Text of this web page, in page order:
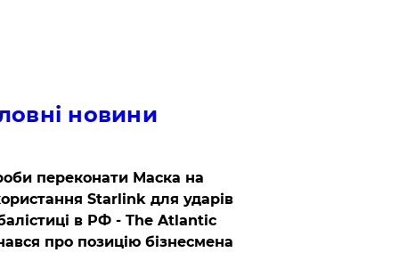
новини
переконати Маска на
Starlink для ударів
в РФ - The Atlantic
про позицію бізнесмена